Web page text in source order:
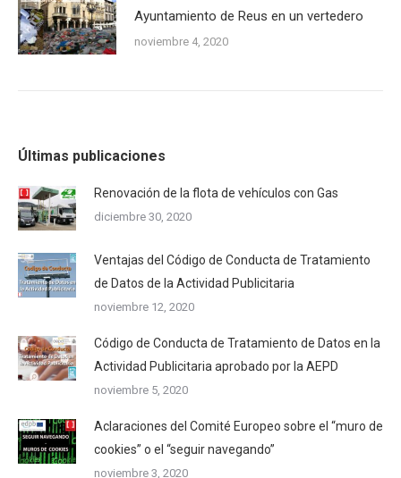
Ayuntamiento de Reus en un vertedero
noviembre 4, 2020
Últimas publicaciones
Renovación de la flota de vehículos con Gas
diciembre 30, 2020
Ventajas del Código de Conducta de Tratamiento
de Datos de la Actividad Publicitaria
noviembre 12, 2020
Código de Conducta de Tratamiento de Datos en la
Actividad Publicitaria aprobado por la AEPD
noviembre 5, 2020
Aclaraciones del Comité Europeo sobre el “muro de
cookies” o el “seguir navegando”
noviembre 3, 2020